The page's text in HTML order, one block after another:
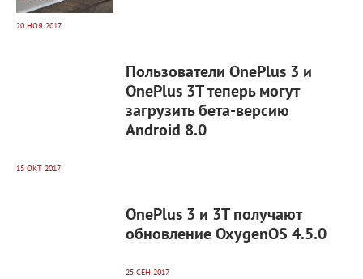
20 НОЯ 2017
Пользователи OnePlus 3 и
OnePlus 3T теперь могут
загрузить бета-версию
Android 8.0
15 ОКТ 2017
OnePlus 3 и 3T получают
обновление OxygenOS 4.5.0
25 СЕН 2017